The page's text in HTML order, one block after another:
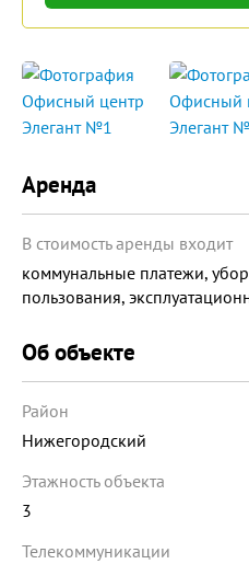
Аренда
В стоимость аренды входит
коммунальные платежи,
пользования,
Об объекте
Район
Нижегородский
Этажность объекта
3
Телекоммуникации